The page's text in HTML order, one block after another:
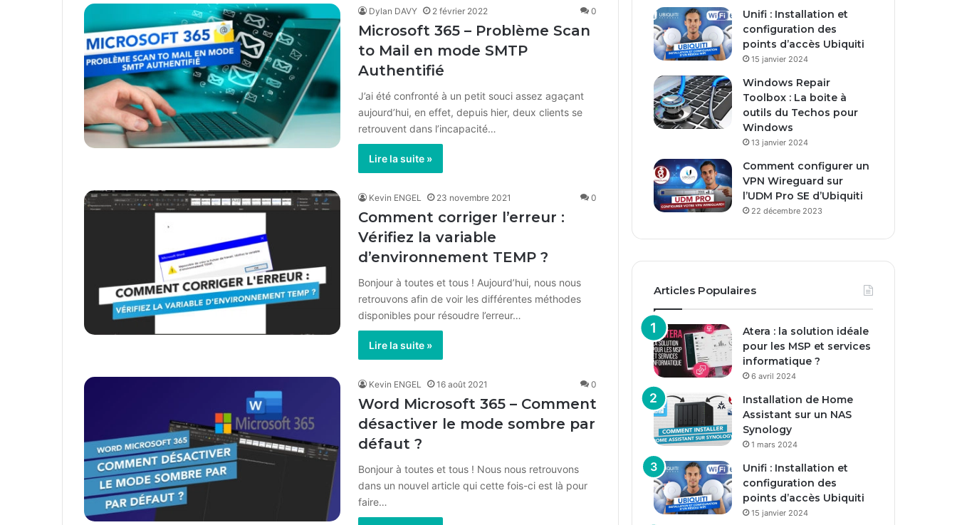
Dylan DAVY 2 février 2022 0
Microsoft 365 – Problème Scan
to Mail en mode SMTP
Authentifié
J’ai été confronté à un petit souci assez agaçant
aujourd’hui, en effet, depuis hier, deux clients se
retrouvent dans l’incapacité…
Lire la suite »
Kevin ENGEL 23 novembre 2021 0
Comment corriger l’erreur :
Vérifiez la variable
d’environnement TEMP ?
Bonjour à toutes et tous ! Aujourd’hui, nous nous
retrouvons afin de voir les différentes méthodes
disponibles pour résoudre l’erreur…
Lire la suite »
Kevin ENGEL 16 août 2021 0
Word Microsoft 365 – Comment
désactiver le mode sombre par
défaut ?
Bonjour à toutes et tous ! Nous nous retrouvons
dans un nouvel article qui cette fois-ci est là pour
faire…
i
l
Unifi : Installation et
configuration des
points d’accès Ubiquiti
15 janvier 2024
Windows Repair
Toolbox : La boite à
outils du Techos pour
Windows
13 janvier 2024
Comment configurer un
VPN Wireguard sur
l’UDM Pro SE d’Ubiquiti
22 décembre 2023
Articles Populaires
Atera : la solution idéale
pour les MSP et services
informatique ?
6 avril 2024
Installation de Home
Assistant sur un NAS
Synology
1 mars 2024
Unifi : Installation et
configuration des
points d’accès Ubiquiti
15 janvier 2024